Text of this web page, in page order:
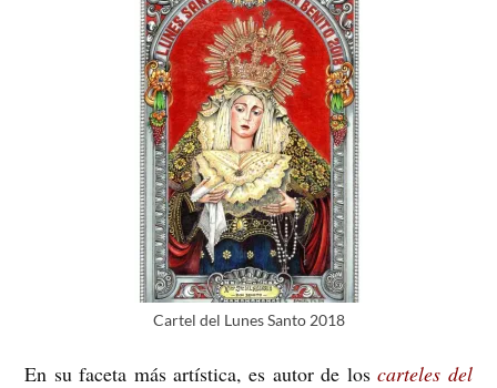
Cartel del Lunes Santo 2018
En su faceta más artística, es autor de loscarteles del